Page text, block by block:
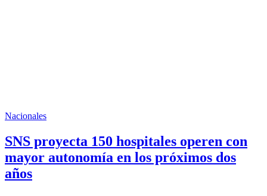
Nacionales
SNS proyecta 150 hospitales operen con
mayor autonomía en los próximos dos
años